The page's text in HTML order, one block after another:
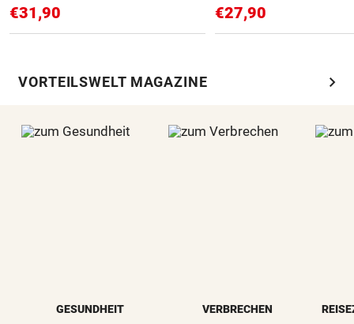
€31,90 €27,90
VORTEILSWELT MAGAZINE chevron_right
GESUNDHEIT VERBRECHEN